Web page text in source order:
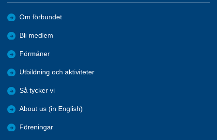
Om förbundet
Bli medlem
Förmåner
Utbildning och aktiviteter
Så tycker vi
About us (in English)
Föreningar